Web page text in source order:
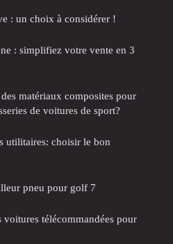
: un choix à considérer !
: simplifiez votre vente en 3
matériaux composites pour
de voitures de sport?
utilitaires: choisir le bon
pneu pour golf 7
télécommandées pour